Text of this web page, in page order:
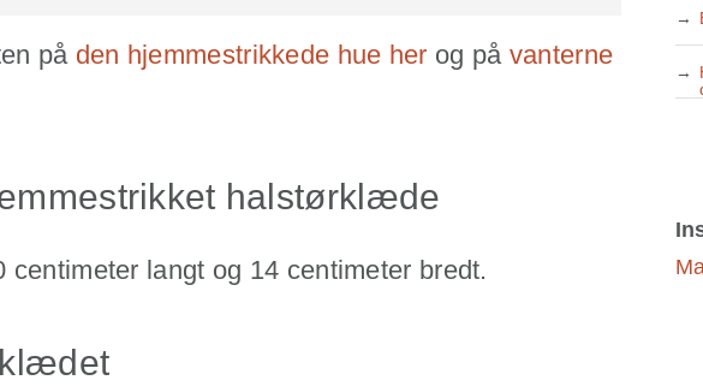
på den hjemmestrikkede hue her og på vanterne
halstørklæde
langt og 14 centimeter bredt.